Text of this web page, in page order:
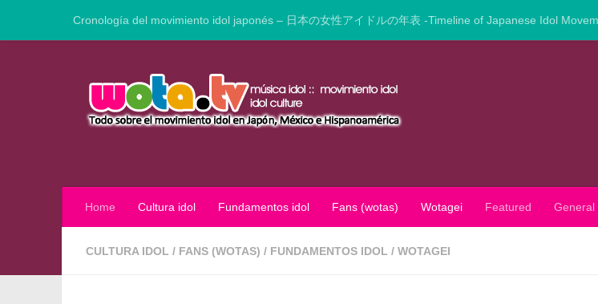
Saltar al contenido
Cronología del movimiento idol japonés – 日本の女性アイドルの年表 -Timeline of Japanese Idol
Home Cultura idol Fundamentos idol Fans (wotas) Wotagei Featured General
CULTURA IDOL / FANS (WOTAS) / FUNDAMENTOS IDOL / WOTAGEI